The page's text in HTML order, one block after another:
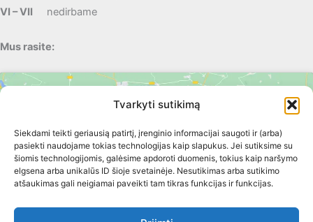
Tvarkyti sutikimą
Siekdami teikti geriausią patirtį, įrenginio informacijai saugoti ir (arba)
pasiekti naudojame tokias technologijas kaip slapukus. Jei sutiksime su
šiomis technologijomis, galėsime apdoroti duomenis, tokius kaip naršymo
elgsena arba unikalūs ID šioje svetainėje. Nesutikimas arba sutikimo
atšaukimas gali neigiamai paveikti tam tikras funkcijas ir funkcijas.
VI – VII nedirbame
Mus rasite:
Spustelėkite, kad priimtumėte rinkodara